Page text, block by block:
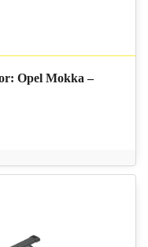
Opel Mokka –